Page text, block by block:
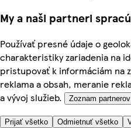
My a naši partneri
Používať presné údaje o
charakteristiky zariadenia na
pristupovať k informáciám na
reklama a obsah, meranie
a vývoj služieb.
Zoznam partnerov
Prijať všetko Odmietnuť všetko